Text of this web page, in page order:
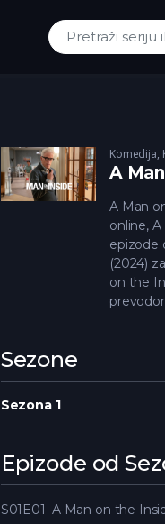
Traži:
Komedija,
A
A Man
online,
epizode
(2024)
on the
Sezone
Sezona 1
Epizode od
S01E01